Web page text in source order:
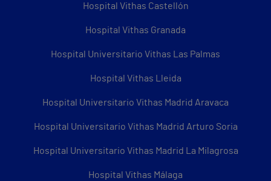
Hospital Vithas Castellón
Hospital Vithas Granada
Hospital Universitario Vithas Las Palmas
Hospital Vithas Lleida
Hospital Universitario Vithas Madrid Aravaca
Hospital Universitario Vithas Madrid Arturo Soria
Hospital Universitario Vithas Madrid La Milagrosa
Hospital Vithas Málaga